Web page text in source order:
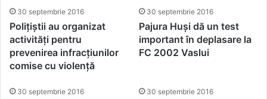
30 septembrie 2016
Polițiștii au organizat
activități pentru
prevenirea infracțiunilor
comise cu violență
30 septembrie 2016
Pajura Huși dă un test
important în deplasare la
FC 2002 Vaslui
30 septembrie 2016 30 septembrie 2016